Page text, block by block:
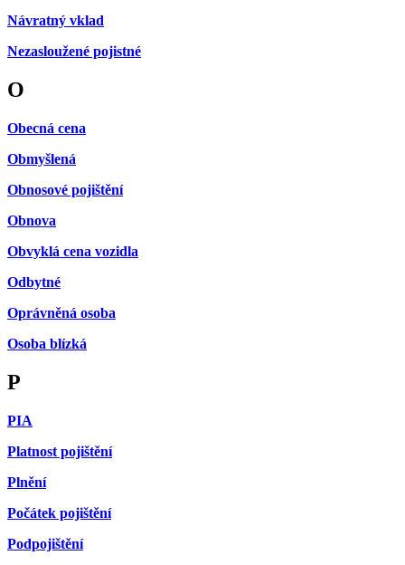
Návratný vklad
Nezasloužené pojistné
O
Obecná cena
Obmyšlená
Obnosové pojištění
Obnova
Obvyklá cena vozidla
Odbytné
Oprávněná osoba
Osoba blízká
P
PIA
Platnost pojištění
Plnění
Počátek pojištění
Podpojištění